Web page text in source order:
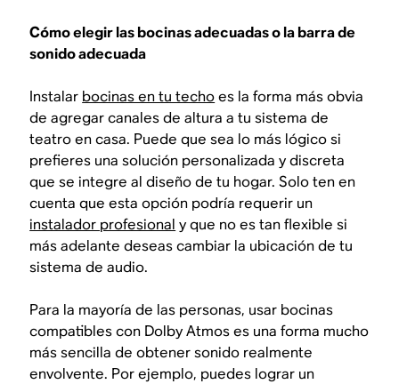
Cómo elegir las bocinas adecuadas o la barra de
sonido adecuada
Instalar bocinas en tu techoes la forma más obvia
de agregar canales de altura a tu sistema de
teatro en casa. Puede que sea lo más lógico si
prefieres una solución personalizada y discreta
que se integre al diseño de tu hogar. Solo ten en
cuenta que esta opción podría requerir un
instalador profesional y que no es tan flexible si
más adelante deseas cambiar la ubicación de tu
sistema de audio.
Para la mayoría de las personas, usar bocinas
compatibles con Dolby Atmos es una forma mucho
más sencilla de obtener sonido realmente
envolvente. Por ejemplo, puedes lograr un